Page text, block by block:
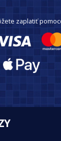
zaplatiť